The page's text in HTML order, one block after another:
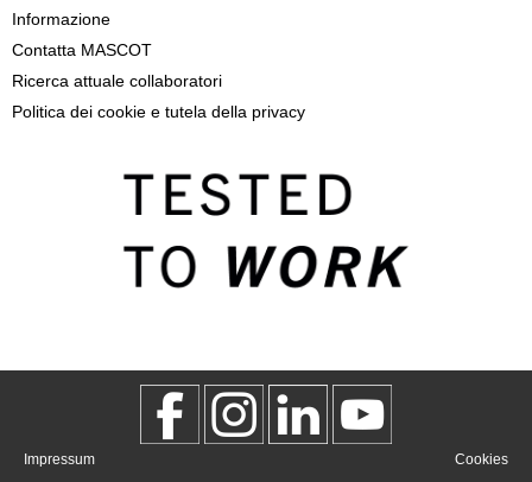
Informazione
Contatta MASCOT
Ricerca attuale collaboratori
Politica dei cookie e tutela della privacy
Cookies
Impressum